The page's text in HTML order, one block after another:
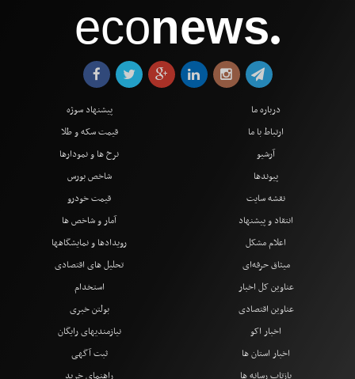
econews●
درباره ما
ارتباط با ما
آرشیو
پیوندها
نقشه سایت
انتقاد و پیشنهاد
اعلام مشکل
میثاق حرفه‌ای
پیشنهاد سوژه
قیمت سکه و طلا
نرخ ها و نمودارها
شاخص بورس
قیمت خودرو
آمار و شاخص ها
رویدادها و نمایشگاهها
تحلیل های اقتصادی
عناوین کل اخبار
عناوین اقتصادی
اخبار اکو
اخبار استان ها
استخدام
بولتن خبری
نیازمندیهای رایگان
ثبت آگهی